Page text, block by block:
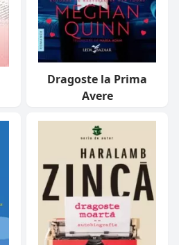
Dragoste la Prima
Avere